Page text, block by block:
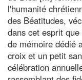
l'humanité
des Béatitudes,
dans cet esprit
de mémoire dédié
croix et un petit
célébration